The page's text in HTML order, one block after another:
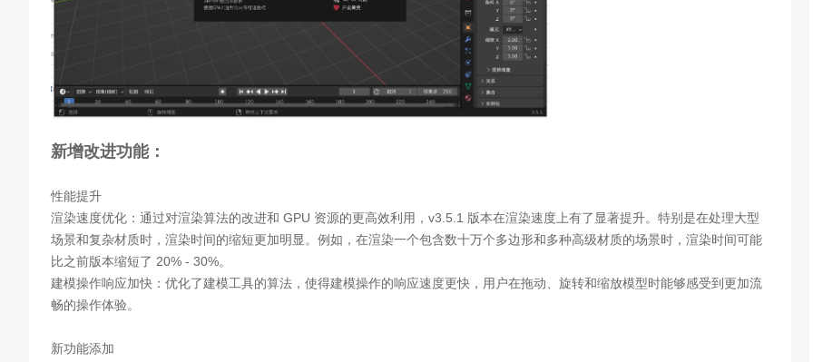
新增改进功能：
性能提升
渲染速度优化：通过对渲染算法的改进和 GPU 资源的更高效利用，v3.5.1 版本在渲染速度上有了显著提升。特别是在处理大型
场景和复杂材质时，渲染时间的缩短更加明显。例如，在渲染一个包含数十万个多边形和多种高级材质的场景时，渲染时间可能
比之前版本缩短了 20% - 30%。
建模操作响应加快：优化了建模工具的算法，使得建模操作的响应速度更快，用户在拖动、旋转和缩放模型时能够感受到更加流
畅的操作体验。
新功能添加